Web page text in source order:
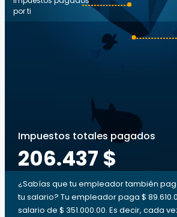
por ti
Impuestos totales pagados
206.437 $
¿Sabías que tu empleador también
tu salario? Tu empleador paga $
salario de $ 351.000.00. Es decir, cada